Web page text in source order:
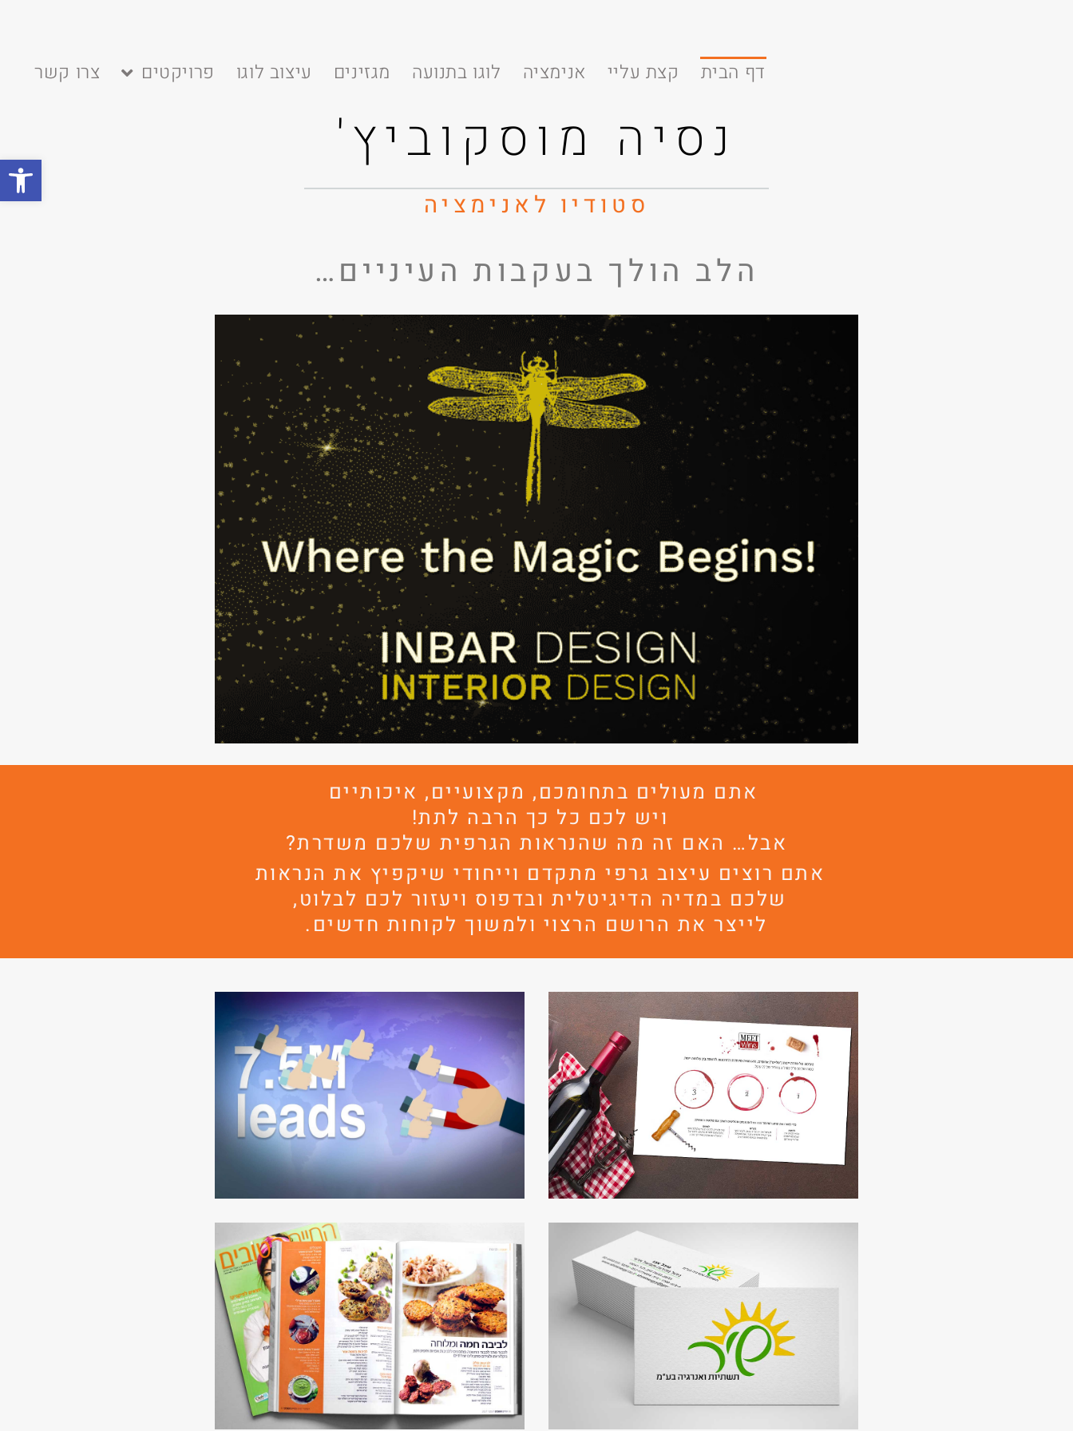
דף הבית קצת עליי אנימציה לוגו בתנועה מגזינים עיצוב לוגו פרויקטים צרו קשר
נסיה מוסקוביץ'
סטודיו ל אנימציה
הלב הולך בעקבות העיניים…
אתם מעולים בתחומכם, מקצועיים, איכותיים
ויש לכם כל כך הרבה לתת!
אבל… האם זה מה שהנראות הגרפית שלכם משדרת?
אתם רוצים עיצוב גרפי מתקדם וייחודי שיקפיץ את הנראות
שלכם במדיה הדיגיטלית ובדפוס ויעזור לכם לבלוט,
לייצר את הרושם הרצוי ולמשוך לקוחות חדשים.